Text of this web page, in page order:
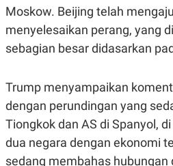
A
T
D
A
G
E
S
K
N
T
A
N
V
L
P
S
U
S
Moskow. Beijing telah
menyelesaikan perang, yang
sebagian besar didasarkan
Trump menyampaikan
dengan perundingan yang
Tiongkok dan AS di Spanyol,
dua negara dengan ekonomi
sedang membahas hubungan